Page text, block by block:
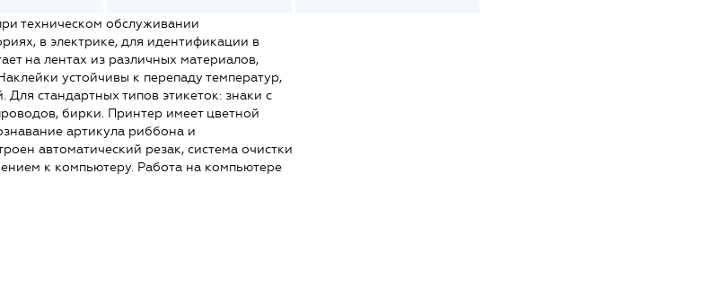
техническом обслуживании
в электрике, для идентификации в
на лентах из различных материалов,
устойчивы к перепаду температур,
стандартных типов этикеток: знаки с
бирки. Принтер имеет цветной
артикула риббона и
автоматический резак, система очистки
к компьютеру. Работа на компьютере